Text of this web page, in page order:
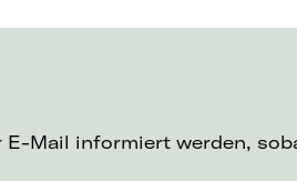
Mail informiert werden,